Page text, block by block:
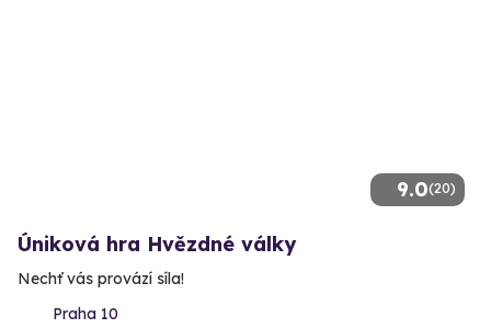
9.0(20)
Úniková hra Hvězdné války
Nechť vás provází síla!
Praha 10